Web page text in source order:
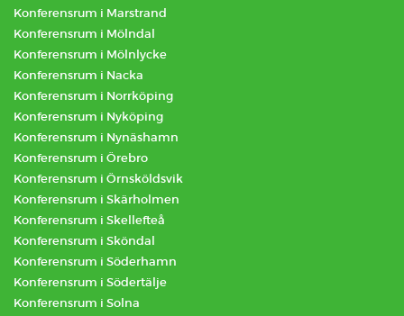
Konferensrum i Marstrand
Konferensrum i Mölndal
Konferensrum i Mölnlycke
Konferensrum i Nacka
Konferensrum i Norrköping
Konferensrum i Nyköping
Konferensrum i Nynäshamn
Konferensrum i Örebro
Konferensrum i Örnsköldsvik
Konferensrum i Skärholmen
Konferensrum i Skellefteå
Konferensrum i Sköndal
Konferensrum i Söderhamn
Konferensrum i Södertälje
Konferensrum i Solna